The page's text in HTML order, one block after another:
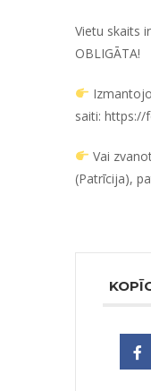
Vietu skaits
OBLIGĀTA!
saiti: https://
Vai
(Patrīcija),